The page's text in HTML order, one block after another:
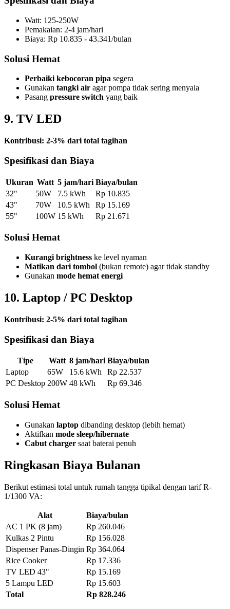
Watt: 125-250W
Pemakaian: 2-4 jam/hari
Biaya: Rp 10.835 - 43.341/bulan
Solusi Hemat
Perbaiki kebocoran pipa segera
Gunakan tangki air agar pompa tidak sering menyala
Pasang pressure switch yang baik
9. TV LED
Kontribusi: 2-3% dari total tagihan
Spesifikasi dan Biaya
Ukuran Watt 5 jam/hari Biaya/bulan
32"
50W 7.5 kWh
Rp 10.835
43"
70W 10.5 kWh
Rp 15.169
55"
100W 15 kWh Rp 21.671
Solusi Hemat
Kurangi brightness ke level nyaman
Matikan dari tombol (bukan remote) agar tidak standby
Gunakan mode hemat energi
10. Laptop / PC Desktop
Kontribusi: 2-5% dari total tagihan
Spesifikasi dan Biaya
Tipe Watt 8 jam/hari Biaya/bulan
Laptop
65W 15.6 kWh
Rp 22.537
PC Desktop 200W 48 kWh Rp 69.346
Solusi Hemat
Gunakan laptop dibanding desktop (lebih hemat)
Aktifkan mode sleep/hibernate
Cabut charger saat baterai penuh
Ringkasan Biaya Bulanan
Berikut estimasi total untuk rumah tangga tipikal dengan tarif R-
1/1300 VA:
Alat
Biaya/bulan
AC 1 PK (8 jam)
Rp 260.046
Kulkas 2 Pintu
Rp 156.028
Dispenser Panas-Dingin Rp 364.064
Rice Cooker
Rp 17.336
TV LED 43"
Rp 15.169
5 Lampu LED
Rp 15.603
Total
Rp 828.246